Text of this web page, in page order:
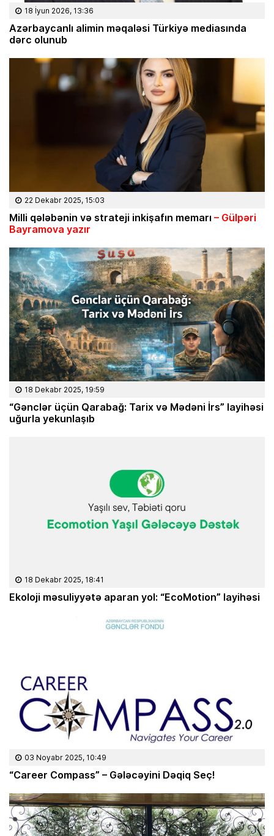
18 İyun 2026, 13:36
Azərbaycanlı alimin məqaləsi Türkiyə mediasında
dərc olunub
22 Dekabr 2025, 15:03
Milli qələbənin və strateji inkişafın memarı– Gülpəri
Bayramova yazır
18 Dekabr 2025, 19:59
“Gənclər üçün Qarabağ: Tarix və Mədəni İrs” layihəsi
uğurla yekunlaşıb
18 Dekabr 2025, 18:41
Ekoloji məsuliyyətə aparan yol: “EcoMotion” layihəsi
03 Noyabr 2025, 10:49
“Career Compass” – Gələcəyini Dəqiq Seç!